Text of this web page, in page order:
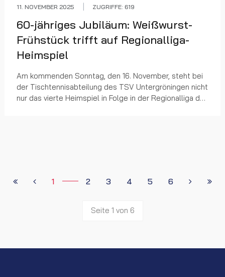
11. NOVEMBER 2025
ZUGRIFFE: 619
60-jähriges Jubiläum: Weißwurst-
Frühstück trifft auf Regionalliga-
Heimspiel
Am kommenden Sonntag, den 16. November, steht bei
der Tischtennisabteilung des TSV Untergröningen nicht
nur das vierte Heimspiel in Folge in der Regionalliga der
1 2 3 4 5 6
Seite 1 von 6